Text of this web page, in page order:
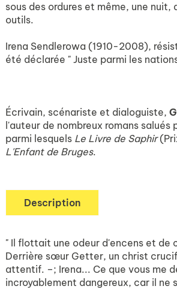
sous des ordures et même, une nuit,
outils.
Irena Sendlerowa (1910-2008),
été déclarée " Juste parmi les
Écrivain, scénariste et dialoguiste,
l'auteur de nombreux romans salués
parmi lesquels Le Livre de Saphir
L'Enfant de Bruges.
Description
" Il flottait une odeur d'encens et de
Derrière sœur Getter, un christ
attentif. –; Irena... Ce que vous me
incroyablement dangereux, car il ne